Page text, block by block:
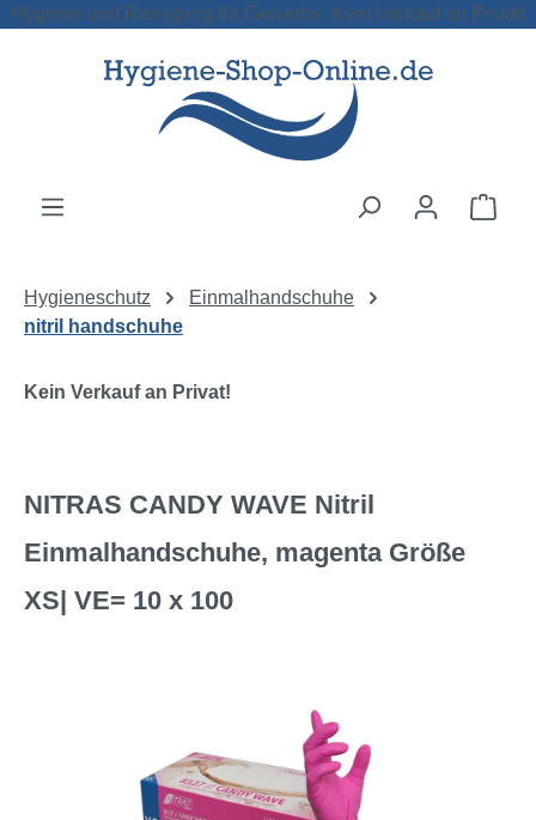
Zum Hauptinhalt springen
Hygiene und Reinigung für Gewerbe. Kein Verkauf an Privat!
Hygieneschutz
Einmalhandschuhe
nitril handschuhe
Kein Verkauf an Privat!
NITRAS CANDY WAVE Nitril
Einmalhandschuhe, magenta Größe
XS| VE= 10 x 100